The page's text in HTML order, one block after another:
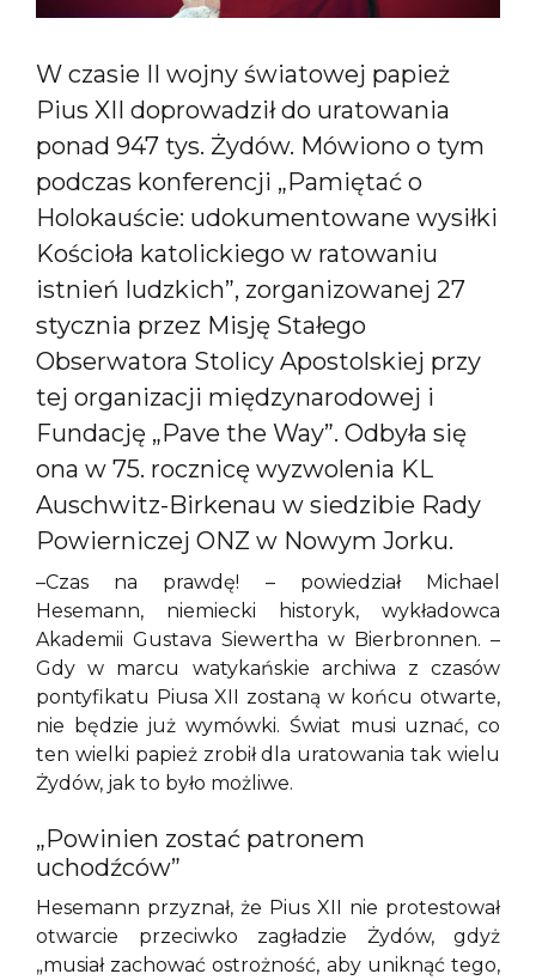
W czasie II wojny światowej papież
Pius XII doprowadził do uratowania
ponad 947 tys. Żydów. Mówiono o tym
podczas konferencji „Pamiętać o
Holokauście: udokumentowane wysiłki
Kościoła katolickiego w ratowaniu
istnień ludzkich”, zorganizowanej 27
stycznia przez Misję Stałego
Obserwatora Stolicy Apostolskiej przy
tej organizacji międzynarodowej i
Fundację „Pave the Way”. Odbyła się
ona w 75. rocznicę wyzwolenia KL
Auschwitz-Birkenau w siedzibie Rady
Powierniczej ONZ w Nowym Jorku.
–Czas na prawdę! – powiedział Michael
Hesemann, niemiecki historyk, wykładowca
Akademii Gustava Siewertha w Bierbronnen. –
Gdy w marcu watykańskie archiwa z czasów
pontyfikatu Piusa XII zostaną w końcu otwarte,
nie będzie już wymówki. Świat musi uznać, co
ten wielki papież zrobił dla uratowania tak wielu
Żydów, jak to było możliwe.
„Powinien zostać patronem
uchodźców”
Hesemann przyznał, że Pius XII nie protestował
otwarcie przeciwko zagładzie Żydów, gdyż
„musiał zachować ostrożność, aby uniknąć tego,